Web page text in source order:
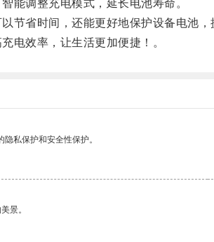
调整充电模式，延长电池寿命。
省时间，还能更好地保护设备电池，
效率，让生活更加便捷！。
私保护和安全性保护。
景。